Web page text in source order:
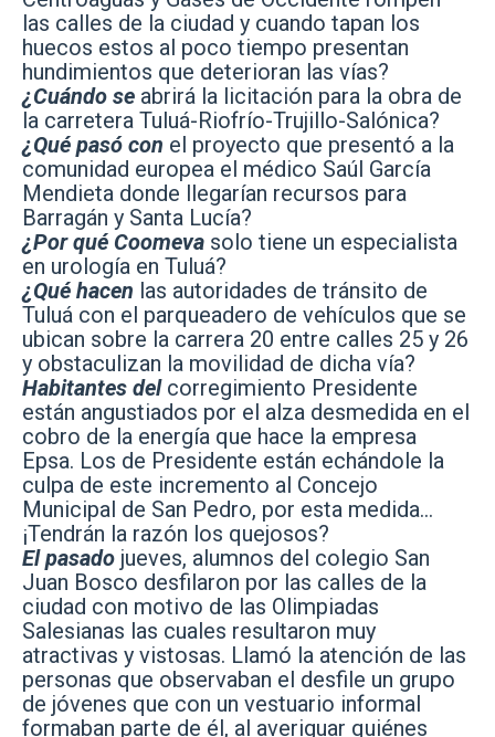
las calles de la ciudad y cuando tapan los
huecos estos al poco tiempo presentan
hundimientos que deterioran las vías?
¿Cuándo se abrirá la licitación para la obra de
la carretera Tuluá-Riofrío-Trujillo-Salónica?
¿Qué pasó con el proyecto que presentó a la
comunidad europea el médico Saúl García
Mendieta donde llegarían recursos para
Barragán y Santa Lucía?
¿Por qué Coomeva solo tiene un especialista
en urología en Tuluá?
¿Qué hacen las autoridades de tránsito de
Tuluá con el parqueadero de vehículos que se
ubican sobre la carrera 20 entre calles 25 y 26
y obstaculizan la movilidad de dicha vía?
Habitantes del corregimiento Presidente
están angustiados por el alza desmedida en el
cobro de la energía que hace la empresa
Epsa. Los de Presidente están echándole la
culpa de este incremento al Concejo
Municipal de San Pedro, por esta medida…
¡Tendrán la razón los quejosos?
El pasado jueves, alumnos del colegio San
Juan Bosco desfilaron por las calles de la
ciudad con motivo de las Olimpiadas
Salesianas las cuales resultaron muy
atractivas y vistosas. Llamó la atención de las
personas que observaban el desfile un grupo
de jóvenes que con un vestuario informal
formaban parte de él, al averiguar quiénes